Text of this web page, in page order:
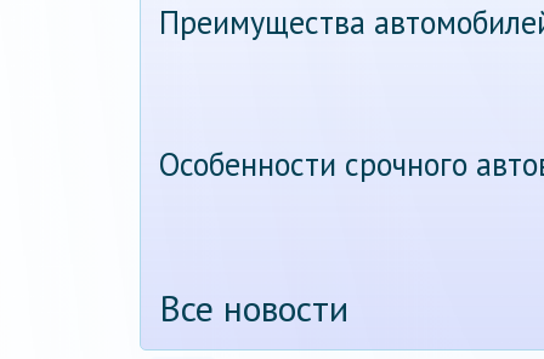
Преимущества
Особенности срочного
Все новости